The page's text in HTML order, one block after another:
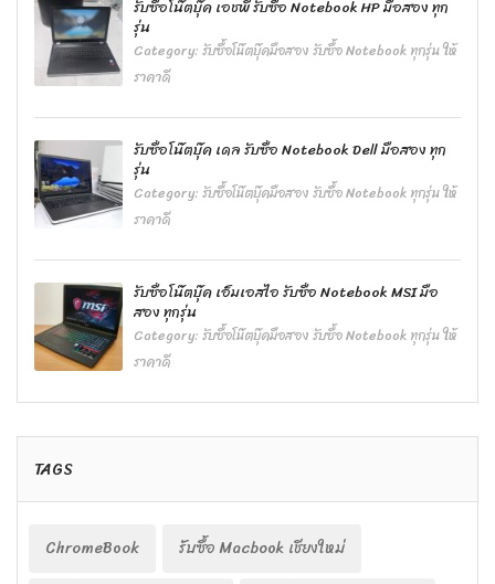
รับซื้อโน๊ตบุ๊ค เอชพี รับซื้อ Notebook HP มือสอง ทุก
รุ่น
Category:รับซื้อโน๊ตบุ๊คมือสอง รับซื้อ Notebook ทุกรุ่น ให้
ราคาดี
รับซื้อโน๊ตบุ๊ค เดล รับซื้อ Notebook Dell มือสอง ทุก
รุ่น
Category:รับซื้อโน๊ตบุ๊คมือสอง รับซื้อ Notebook ทุกรุ่น ให้
ราคาดี
รับซื้อโน๊ตบุ๊ค เอ็มเอสไอ รับซื้อ Notebook MSI มือ
สอง ทุกรุ่น
Category:รับซื้อโน๊ตบุ๊คมือสอง รับซื้อ Notebook ทุกรุ่น ให้
ราคาดี
TAGS
ChromeBook
รับซื้อ Macbook เชียงใหม่